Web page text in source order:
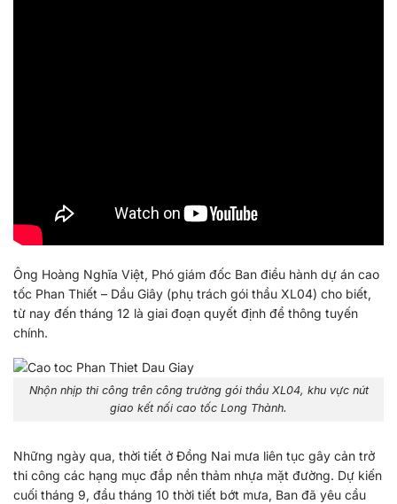
Ông Hoàng Nghĩa Việt, Phó giám đốc Ban điều hành dự án cao
tốc Phan Thiết – Dầu Giây (phụ trách gói thầu XL04) cho biết,
từ nay đến tháng 12 là giai đoạn quyết định để thông tuyến
chính.
Nhộn nhịp thi công trên công trường gói thầu XL04, khu vực nút
giao kết nối cao tốc Long Thành.
Những ngày qua, thời tiết ở Đồng Nai mưa liên tục gây cản trở
thi công các hạng mục đắp nền thảm nhựa mặt đường. Dự kiến
cuối tháng 9, đầu tháng 10 thời tiết bớt mưa, Ban đã yêu cầu